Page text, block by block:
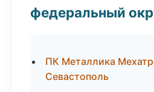
федеральный
ПК Металлика
Севастополь